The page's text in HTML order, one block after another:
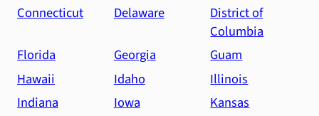
Connecticut
Delaware
District of
Columbia
Florida
Georgia
Guam
Hawaii
Idaho
Illinois
Indiana
Iowa
Kansas